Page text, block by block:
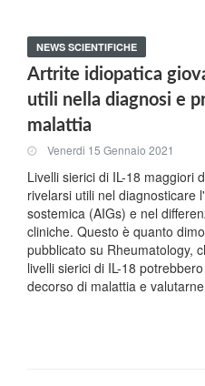
NEWS SCIENTIFICHE
Artrite idiopatica
utili nella diagnosi e
malattia
Venerdi 15 Gennaio 2021
Livelli sierici di IL-18 maggiori
rivelarsi utili nel diagnosticare
sostemica (AIGs) e nel
cliniche. Questo è quanto
pubblicato su Rheumatology,
livelli sierici di IL-18
decorso di malattia e